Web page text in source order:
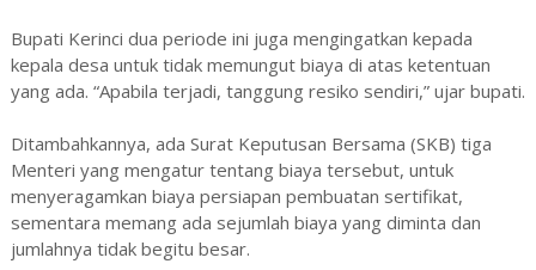
Bupati Kerinci dua periode ini juga mengingatkan kepada
kepala desa untuk tidak memungut biaya di atas ketentuan
yang ada. “Apabila terjadi, tanggung resiko sendiri,” ujar bupati.
Ditambahkannya, ada Surat Keputusan Bersama (SKB) tiga
Menteri yang mengatur tentang biaya tersebut, untuk
menyeragamkan biaya persiapan pembuatan sertifikat,
sementara memang ada sejumlah biaya yang diminta dan
jumlahnya tidak begitu besar.